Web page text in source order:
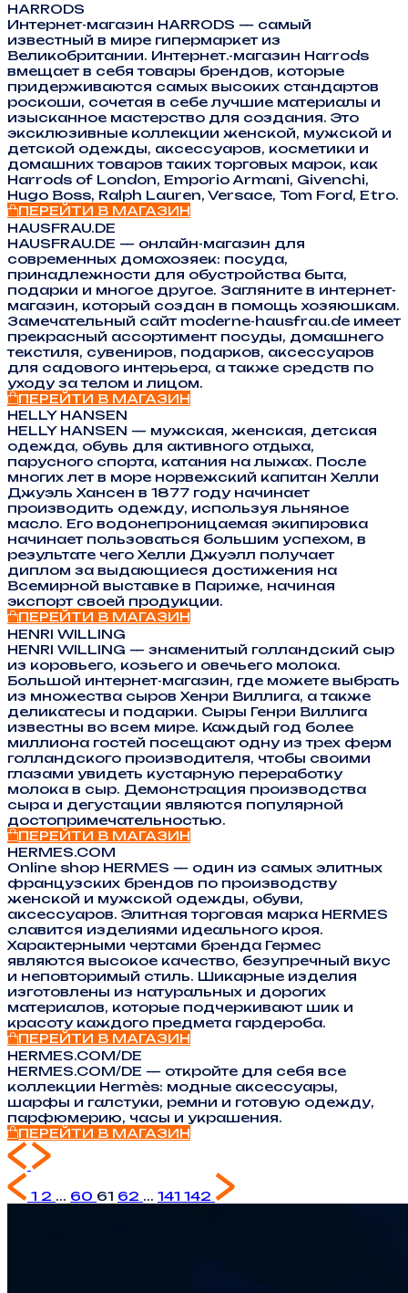
HARRODS
Интернет-магазин HARRODS — самый
известный в мире гипермаркет из
Великобритании. Интернет.-магазин Harrods
вмещает в себя товары брендов, которые
придерживаются самых высоких стандартов
роскоши, сочетая в себе лучшие материалы и
изысканное мастерство для создания. Это
эксклюзивные коллекции женской, мужской и
детской одежды, аксессуаров, косметики и
домашних товаров таких торговых марок, как
Harrods of London, Emporio Armani, Givenchi,
Hugo Boss, Ralph Lauren, Versace, Tom Ford, Etro.
ПЕРЕЙТИ В МАГАЗИН
HAUSFRAU.DE
HAUSFRAU.DE — онлайн-магазин для
современных домохозяек: посуда,
принадлежности для обустройства быта,
подарки и многое другое. Загляните в интернет-
магазин, который создан в помощь хозяюшкам.
Замечательный сайт moderne-hausfrau.de имеет
прекрасный ассортимент посуды, домашнего
текстиля, сувениров, подарков, аксессуаров
для садового интерьера, а также средств по
уходу за телом и лицом.
ПЕРЕЙТИ В МАГАЗИН
HELLY HANSEN
HELLY HANSEN — мужская, женская, детская
одежда, обувь для активного отдыха,
парусного спорта, катания на лыжах. После
многих лет в море норвежский капитан Хелли
Джуэль Хансен в 1877 году начинает
производить одежду, используя льняное
масло. Его водонепроницаемая экипировка
начинает пользоваться большим успехом, в
результате чего Хелли Джуэлл получает
диплом за выдающиеся достижения на
Всемирной выставке в Париже, начиная
экспорт своей продукции.
ПЕРЕЙТИ В МАГАЗИН
HENRI WILLING
HENRI WILLING — знаменитый голландский сыр
из коровьего, козьего и овечьего молока.
Большой интернет-магазин, где можете выбрать
из множества сыров Хенри Виллига, а также
деликатесы и подарки. Сыры Генри Виллига
известны во всем мире. Каждый год более
миллиона гостей посещают одну из трех ферм
голландского производителя, чтобы своими
глазами увидеть кустарную переработку
молока в сыр. Демонстрация производства
сыра и дегустации являются популярной
достопримечательностью.
ПЕРЕЙТИ В МАГАЗИН
HERMES.COM
Online shop HERMES — один из самых элитных
французских брендов по производству
женской и мужской одежды, обуви,
аксессуаров. Элитная торговая марка HERMES
славится изделиями идеального кроя.
Характерными чертами бренда Гермес
являются высокое качество, безупречный вкус
и неповторимый стиль. Шикарные изделия
изготовлены из натуральных и дорогих
материалов, которые подчеркивают шик и
красоту каждого предмета гардероба.
ПЕРЕЙТИ В МАГАЗИН
HERMES.COM/DE
HERMES.COM/DE — откройте для себя все
коллекции Hermès: модные аксессуары,
шарфы и галстуки, ремни и готовую одежду,
парфюмерию, часы и украшения.
ПЕРЕЙТИ В МАГАЗИН
1 2 ... 60 61 62 ... 141 142